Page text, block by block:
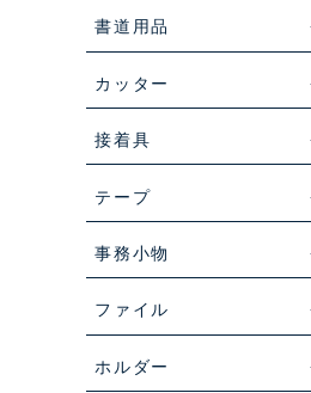
書道用品
カッター
接着具
テープ
事務小物
ファイル
ホルダー